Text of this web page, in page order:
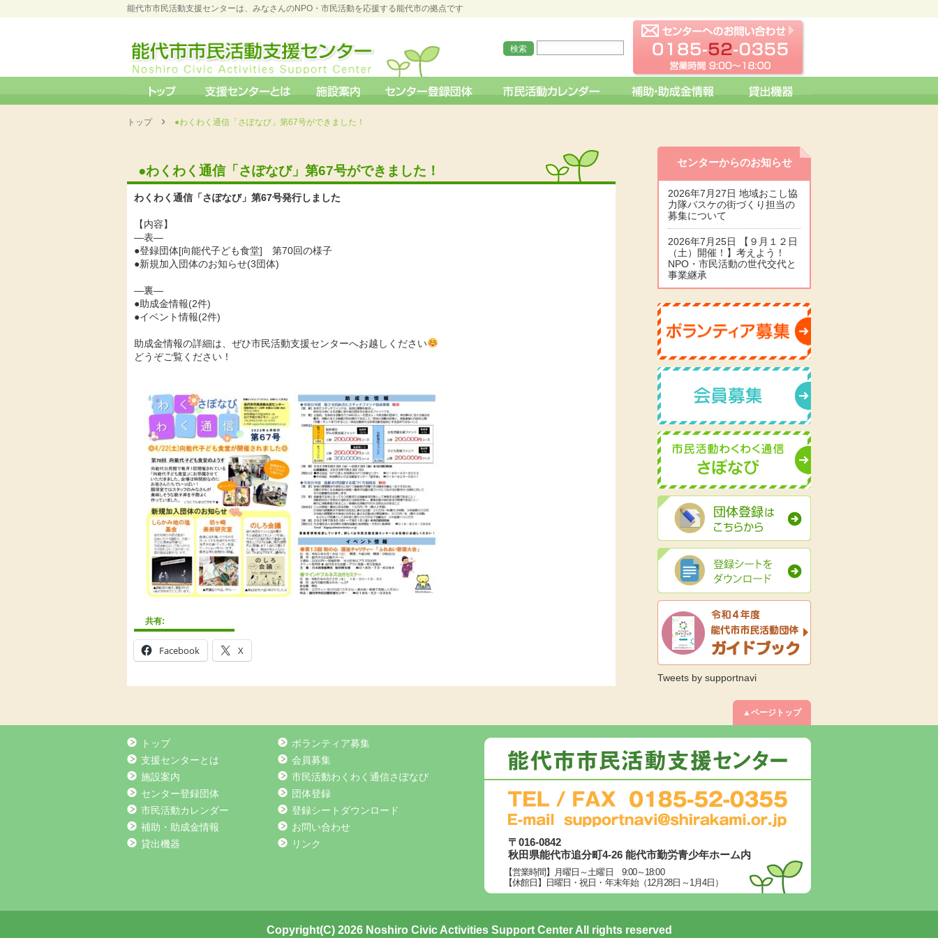
能代市市民活動支援センターは、みなさんのNPO・市民活動を応援する能代市の拠点です
トップ › ●わくわく通信「さぽなび」第67号ができました！
●わくわく通信「さぽなび」第67号ができました！
わくわく通信「さぽなび」第67号発行しました
【内容】
―表―
●登録団体[向能代子ども食堂] 第70回の様子
●新規加入団体のお知らせ(3団体)
―裏―
●助成金情報(2件)
●イベント情報(2件)
助成金情報の詳細は、ぜひ市民活動支援センターへお越しください
どうぞご覧ください！
共有:
Facebook X
センターからのお知らせ
2026年7月27日 地域おこし協
力隊バスケの街づくり担当の
募集について
2026年7月25日 【９月１２日
（土）開催！】考えよう！
NPO・市民活動の世代交代と
事業継承
Tweets by supportnavi
▲ページトップ
トップ
支援センターとは
施設案内
センター登録団体
市民活動カレンダー
補助・助成金情報
貸出機器
ボランティア募集
会員募集
市民活動わくわく通信さぽなび
団体登録
登録シートダウンロード
お問い合わせ
リンク
〒016-0842
秋田県能代市追分町4-26 能代市勤労青少年ホーム内
【営業時間】月曜日～土曜日 9:00～18:00
【休館日】日曜日・祝日・年末年始（12月28日～1月4日）
Copyright(C) 2026 Noshiro Civic Activities Support Center All rights reserved